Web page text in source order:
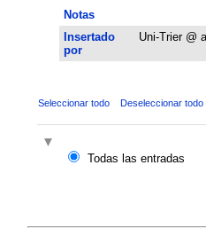
Notas
Insertado
por
Uni-Trier @
Seleccionar todo Deseleccionar todo
Todas las entradas